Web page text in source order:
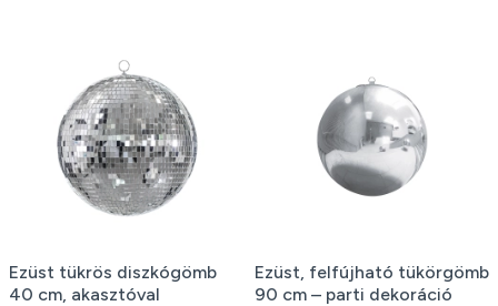
Ezüst tükrös diszkógömb
40 cm, akasztóval
Ezüst, felfújható tükörgömb
90 cm – parti dekoráció